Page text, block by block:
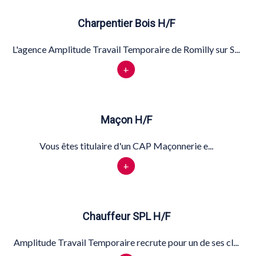
Charpentier Bois H/F
L'agence Amplitude Travail Temporaire de Romilly sur S...
+
Maçon H/F
Vous êtes titulaire d'un CAP Maçonnerie e...
+
Chauffeur SPL H/F
Amplitude Travail Temporaire recrute pour un de ses cl...